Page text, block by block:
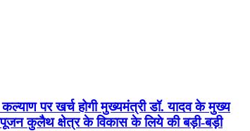
पर खर्च होगी मुख्यमंत्री डॉ. यादव के मुख्य
कुलैथ क्षेत्र के विकास के लिये की बड़ी-बड़ी